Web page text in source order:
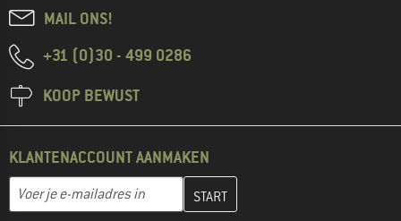
MAIL ONS!
+31 (0)30 - 499 0286
KOOP BEWUST
KLANTENACCOUNT AANMAKEN
E-mailadres
Vul je e-mailadres hier in en maak in de volgende stap je